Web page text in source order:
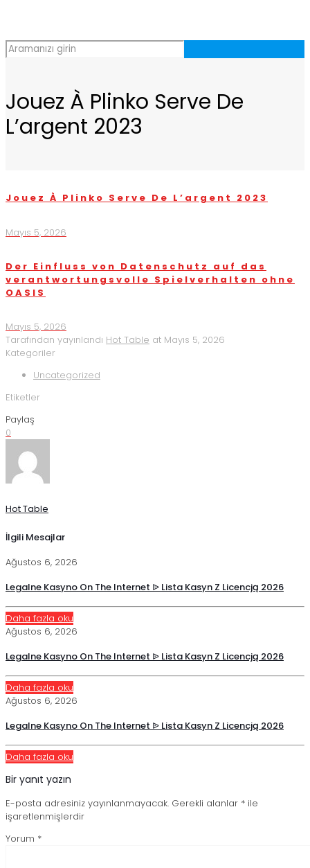
Jouez À Plinko Serve De
L’argent 2023
Jouez À Plinko Serve De L’argent 2023
Mayıs 5, 2026
Der Einfluss von Datenschutz auf das
verantwortungsvolle Spielverhalten ohne
OASIS
Mayıs 5, 2026
Tarafından yayınlandı Hot Table at Mayıs 5, 2026
Kategoriler
Uncategorized
Etiketler
Paylaş
0
Hot Table
İlgili Mesajlar
Ağustos 6, 2026
Legalne Kasyno On The Internet ᐉ Lista Kasyn Z Licencją 2026
Daha fazla oku
Ağustos 6, 2026
Legalne Kasyno On The Internet ᐉ Lista Kasyn Z Licencją 2026
Daha fazla oku
Ağustos 6, 2026
Legalne Kasyno On The Internet ᐉ Lista Kasyn Z Licencją 2026
Daha fazla oku
Bir yanıt yazın
E-posta adresiniz yayınlanmayacak. Gerekli alanlar * ile
işaretlenmişlerdir
Yorum *